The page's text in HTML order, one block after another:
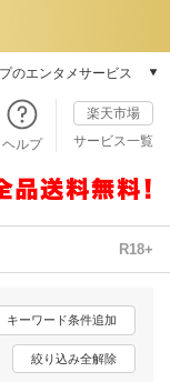
のエンタメサービス
ーム/CD/DVD
ックス
配信
配信ガイド
ヘルプ
楽天市場
サービス一覧
R18+
キーワード条件追加
絞り込み全解除